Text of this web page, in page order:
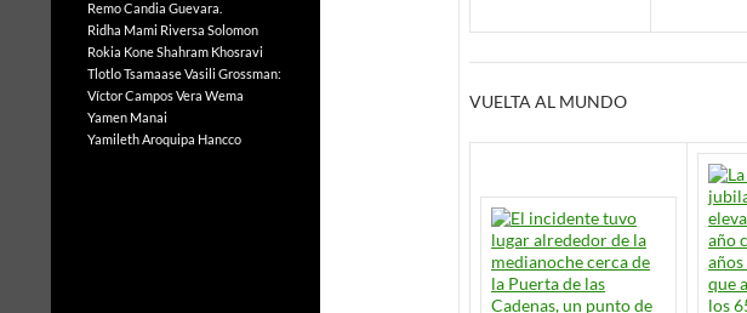
VUELTA AL MUNDO
Remo Candia Guevara.
Ridha Mami Riversa Solomon
Rokia KoneShahram Khosravi
Tlotlo TsamaaseVasili Grossman:
Víctor Campos Vera Wema
Yamen Manai
Yamileth Aroquipa Hancco